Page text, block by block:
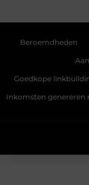
Beroemdheden
Goedkope
Inkomsten genereren